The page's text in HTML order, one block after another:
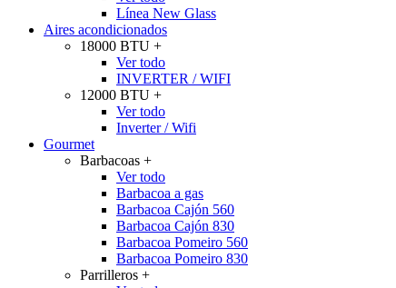
Línea New Glass
Aires acondicionados
18000 BTU +
Ver todo
INVERTER / WIFI
12000 BTU +
Ver todo
Inverter / Wifi
Gourmet
Barbacoas +
Ver todo
Barbacoa a gas
Barbacoa Cajón 560
Barbacoa Cajón 830
Barbacoa Pomeiro 560
Barbacoa Pomeiro 830
Parrilleros +